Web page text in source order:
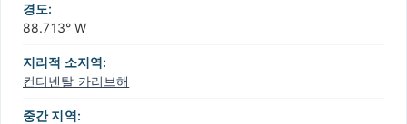
경도:
88.713° W
지리적 소지역:
컨티넨탈 카리브해
중간 지역: